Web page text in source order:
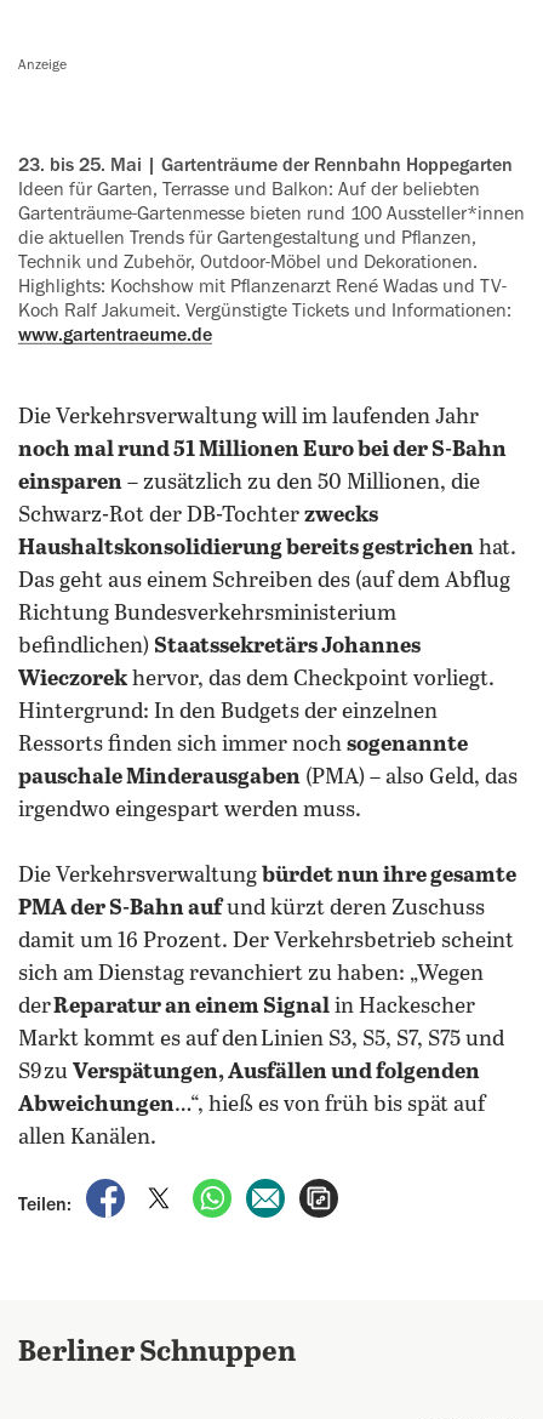
Anzeige
23. bis 25. Mai | Gartenträume der Rennbahn Hoppegarten
Ideen für Garten, Terrasse und Balkon: Auf der beliebten
Gartenträume-Gartenmesse bieten rund 100 Aussteller*innen
die aktuellen Trends für Gartengestaltung und Pflanzen,
Technik und Zubehör, Outdoor-Möbel und Dekorationen.
Highlights: Kochshow mit Pflanzenarzt René Wadas und TV-
Koch Ralf Jakumeit. Vergünstigte Tickets und Informationen:
www.gartentraeume.de
Die Verkehrsverwaltung will im laufenden Jahr
noch mal rund 51 Millionen Euro bei der S-Bahn
einsparen – zusätzlich zu den 50 Millionen, die
Schwarz-Rot der DB-Tochter zwecks
Haushaltskonsolidierung bereits gestrichen hat.
Das geht aus einem Schreiben des (auf dem Abflug
Richtung Bundesverkehrsministerium
befindlichen) Staatssekretärs Johannes
Wieczorekhervor, das dem Checkpoint vorliegt.
Hintergrund: In den Budgets der einzelnen
Ressorts finden sich immer noch sogenannte
pauschale Minderausgaben (PMA) – also Geld, das
irgendwo eingespart werden muss.
Die Verkehrsverwaltung bürdet nun ihre gesamte
PMA der S-Bahn aufund kürzt deren Zuschuss
damit um 16 Prozent. Der Verkehrsbetrieb scheint
sich am Dienstag revanchiert zu haben: „Wegen
derReparatur an einem Signal in Hackescher
Markt kommt es auf den Linien S3, S5, S7, S75 und
S9 zu Verspätungen, Ausfällen und folgenden
Abweichungen…“, hieß es von früh bis spät auf
allen Kanälen.
Teilen:
auf Facebook teilen
auf X teilenper WhatsApp teilen
per E-Mail teilen
Berliner Schnuppen